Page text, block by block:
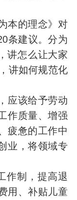
本的理念》对
条建议。分为
讲怎么让大家
讲如何规范化
应该给予劳动
作质量、增强
疲惫的工作中
业，将领域专
作制，提高退
用、补贴儿童